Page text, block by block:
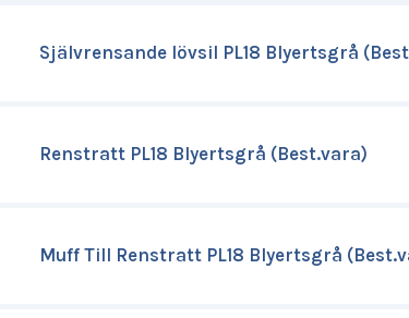
Självrensande lövsil PL18 Blyertsgrå
Renstratt PL18 Blyertsgrå (Best.vara)
Muff Till Renstratt PL18 Blyertsgrå